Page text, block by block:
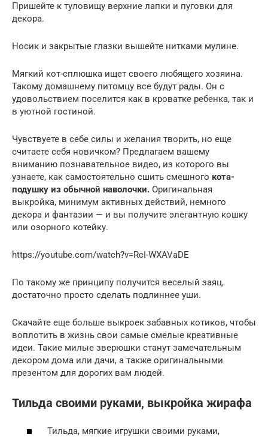
Пришейте к туловищу верхние лапки и пуговки для
декора.
Носик и закрытые глазки вышейте нитками мулине.
Мягкий кот-сплюшка ищет своего любящего хозяина.
Такому домашнему питомцу все будут рады. Он с
удовольствием поселится как в кроватке ребенка, так и
в уютной гостиной.
Чувствуете в себе силы и желания творить, но еще
считаете себя новичком? Предлагаем вашему
вниманию познавательное видео, из которого вы
узнаете, как самостоятельно сшить смешного кота-
подушку из обычной наволочки. Оригинальная
выкройка, минимум активных действий, немного
декора и фантазии — и вы получите элегантную кошку
или озорного котейку.
https://youtube.com/watch?v=RcI-WXAVaDE
По такому же принципу получится веселый заяц,
достаточно просто сделать подлиннее уши.
Скачайте еще больше выкроек забавных котиков, чтобы
воплотить в жизнь свои самые смелые креативные
идеи. Такие милые зверюшки станут замечательным
декором дома или дачи, а также оригинальными
презентом для дорогих вам людей.
Тильда своими руками, выкройка жирафа
Тильда, мягкие игрушки своими руками,